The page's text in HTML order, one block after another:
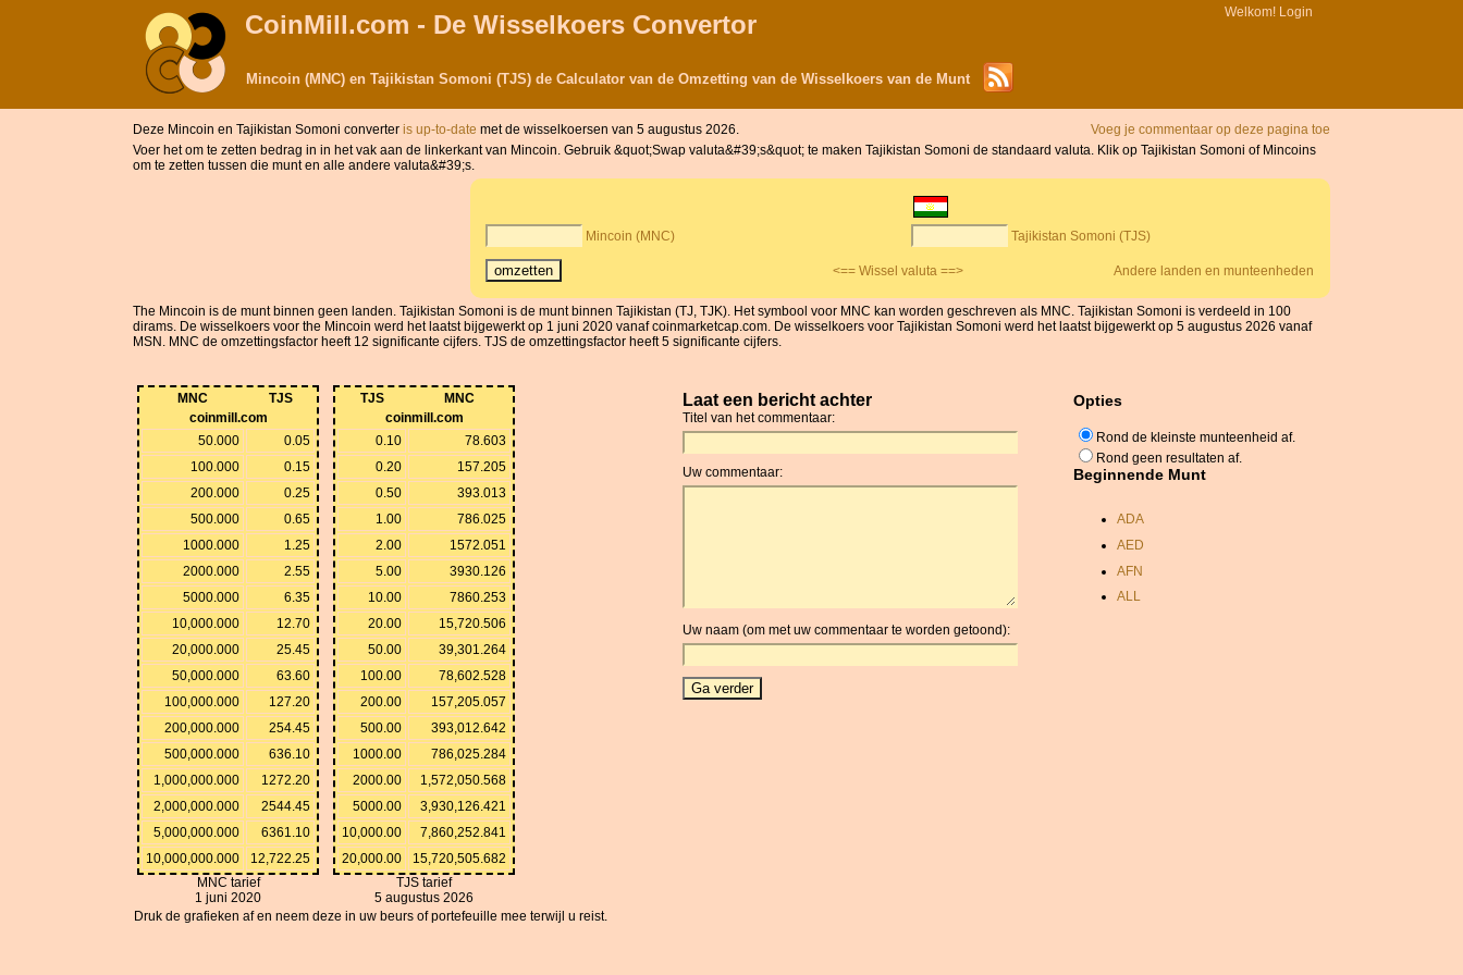
CoinMill.com - De Wisselkoers Convertor Welkom! Login
Mincoin (MNC) en Tajikistan Somoni (TJS) de Calculator van de Omzetting van de Wisselkoers van de Munt
Voeg je commentaar op deze pagina toe
Deze Mincoin en Tajikistan Somoni converter is up-to-date met de wisselkoersen van 5 augustus 2026.
Voer het om te zetten bedrag in in het vak aan de linkerkant van Mincoin. Gebruik &quot;Swap valuta&#39;s&quot; te maken Tajikistan Somoni de standaard valuta. Klik op Tajikistan Somoni of Mincoins
om te zetten tussen die munt en alle andere valuta&#39;s.
Mincoin (MNC) Tajikistan Somoni (TJS)
<== Wissel valuta ==> Andere landen en munteenheden
The Mincoin is de munt binnen geen landen. Tajikistan Somoni is de munt binnen Tajikistan (TJ, TJK). Het symbool voor MNC kan worden geschreven als MNC. Tajikistan Somoni is verdeeld in 100
dirams. De wisselkoers voor the Mincoin werd het laatst bijgewerkt op 1 juni 2020 vanaf coinmarketcap.com. De wisselkoers voor Tajikistan Somoni werd het laatst bijgewerkt op 5 augustus 2026 vanaf
MSN. MNC de omzettingsfactor heeft 12 significante cijfers. TJS de omzettingsfactor heeft 5 significante cijfers.
MNC
TJS
coinmill.com
50.000
0.05
100.000
0.15
200.000
0.25
500.000
0.65
1000.000
1.25
2000.000
2.55
5000.000
6.35
10,000.000
12.70
20,000.000
25.45
50,000.000
63.60
100,000.000
127.20
200,000.000
254.45
500,000.000
636.10
1,000,000.000
1272.20
2,000,000.000
2544.45
5,000,000.000
6361.10
10,000,000.000
12,722.25
MNC tarief
1 juni 2020
TJS
MNC
coinmill.com
0.10
78.603
0.20
157.205
0.50
393.013
1.00
786.025
2.00
1572.051
5.00
3930.126
10.00
7860.253
20.00
15,720.506
50.00
39,301.264
100.00
78,602.528
200.00
157,205.057
500.00
393,012.642
1000.00
786,025.284
2000.00
1,572,050.568
5000.00
3,930,126.421
10,000.00
7,860,252.841
20,000.00
15,720,505.682
TJS tarief
5 augustus 2026
Druk de grafieken af en neem deze in uw beurs of portefeuille mee terwijl u reist.
Laat een bericht achter
Titel van het commentaar:
Uw commentaar:
Uw naam (om met uw commentaar te worden getoond):
Opties
Rond de kleinste munteenheid af.
Rond geen resultaten af.
Beginnende Munt
ADA
AED
AFN
ALL